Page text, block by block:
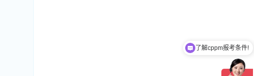
了解cppm报考条件!